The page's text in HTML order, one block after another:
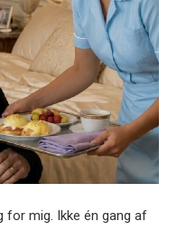
for mig. Ikke én gang af